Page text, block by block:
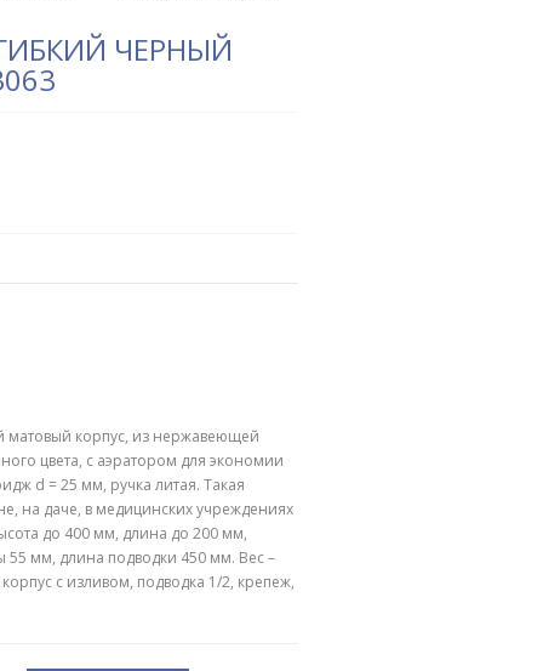
ЧЕРНЫЙ
матовый корпус, из нержавеющей
цвета, с аэратором для экономии
d = 25 мм, ручка литая. Такая
на даче, в медицинских учреждениях
до 400 мм, длина до 200 мм,
55 мм, длина подводки 450 мм. Вес –
с изливом, подводка 1/2, крепеж,